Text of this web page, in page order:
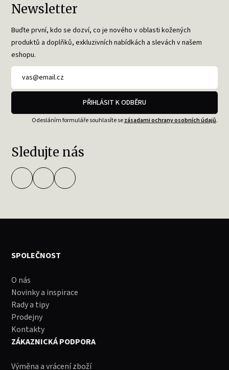
Newsletter
Buďte první, kdo se dozví, co je nového v oblasti kožených
produktů a doplňků, exkluzivních nabídkách a slevách v našem
eshopu.
PŘIHLÁSIT K ODBĚRU
Odesláním formuláře souhlasíte sezásadami ochrany osobních údajů.
Sledujte nás
SPOLEČNOST
O nás
Novinky a inspirace
Rady a tipy
Prodejny
Kontakty
ZÁKAZNICKÁ PODPORA
Výměna a vrácení zboží